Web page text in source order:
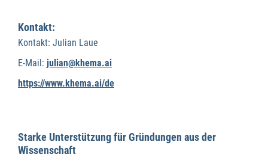
Kontakt:
Kontakt: Julian Laue
E-Mail: julian@khema.ai
https://www.khema.ai/de
Starke Unterstützung für Gründungen aus der
Wissenschaft